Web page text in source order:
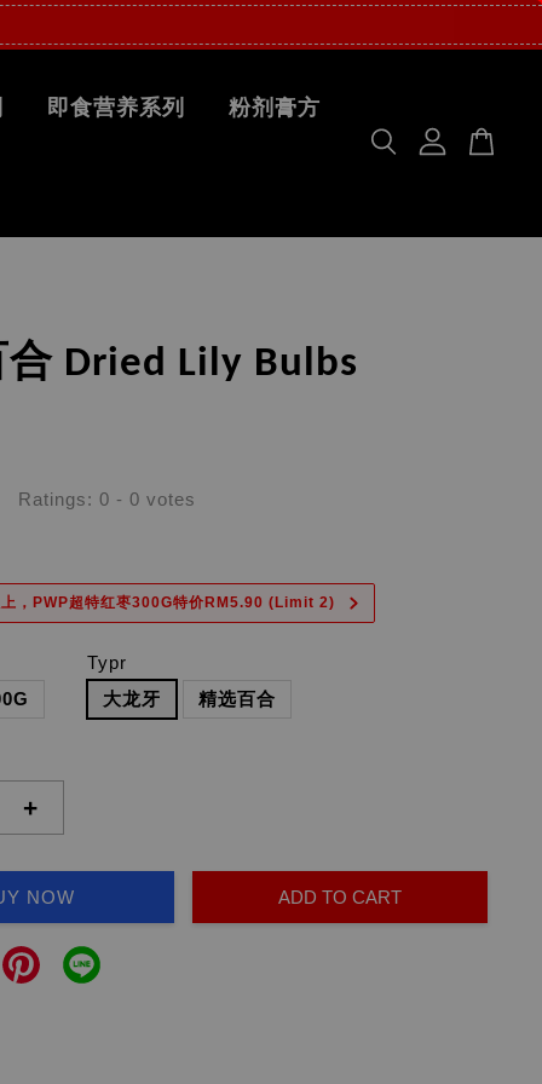
即食营养系列 粉剂膏方
Dried Lily Bulbs
Ratings:0 -0 votes
，PWP超特红枣300G特价RM5.90 (Limit 2)
Typr
大龙牙
精选百合
+
NOW ADD TO CART